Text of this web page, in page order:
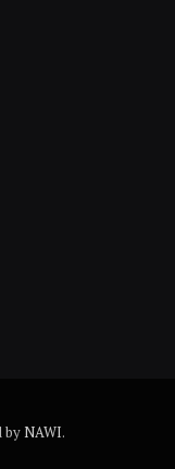
byNAWI.